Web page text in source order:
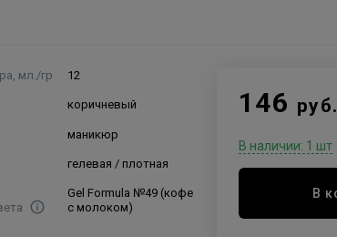
мл./гр 12
коричневый
маникюр
гелевая / плотная
Gel Formula №49 (кофе
с молоком)
146
В наличии: 1 шт
В